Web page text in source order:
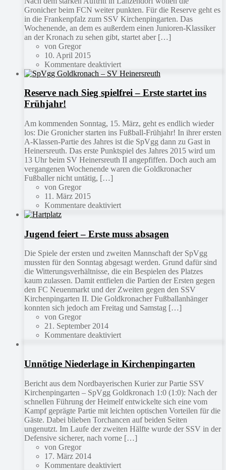
Gronicher beim FCN weiter punkten. Für die Reserve geht es
in die Frankenpfalz zum SSV Kirchenpingarten. Das
Wochenende, an dem es außerdem einen Junioren-Klassiker
an der Kronach zu sehen gibt, startet aber […]
von Gregor
10. April 2015
Kommentare deaktiviert
Reserve nach Sieg spielfrei – Erste startet ins
Frühjahr!
Am kommenden Sonntag, 15. März, geht es endlich wieder
los: Die Gronicher starten ins Fußball-Frühjahr! In ihrer ersten
A-Klassen-Partie des Jahres ist die SpVgg dann zu Gast in
Heinersreuth. Das erste Punktspiel des Jahres 2015 wird um
13 Uhr beim SV Heinersreuth II angepfiffen. Doch auch am
vergangenen Wochenende waren die Goldkronacher
Fußballer nicht untätig, […]
von Gregor
11. März 2015
Kommentare deaktiviert
Jugend feiert – Erste muss absagen
Die Spiele der ersten und zweiten Mannschaft der SpVgg
mussten für den Sonntag abgesagt werden. Grund dafür sind
die Witterungsverhältnisse, die ein Bespielen des Platzes
kaum zulassen. Damit entfielen die Partien der Ersten gegen
den FC Neuenmarkt und der Zweiten gegen den SSV
Kirchenpingarten II. Die Goldkronacher Fußballanhänger
konnten sich jedoch am Freitag und Samstag […]
von Gregor
21. September 2014
Kommentare deaktiviert
Unnötige Niederlage in Kirchenpingarten
Bericht aus dem Nordbayerischen Kurier zur Partie SSV
Kirchenpingarten – SpVgg Goldkronach 1:0 (1:0): Nach der
schnellen Führung der Heimelf entwickelte sich eine vom
Kampf geprägte Partie mit leichten optischen Vorteilen für die
Gäste. Dabei blieben Torchancen auf beiden Seiten
ungenutzt. Im Laufe der zweiten Hälfte wurde der SSV in der
Defensive sicherer, nach vorne […]
von Gregor
17. März 2014
Kommentare deaktiviert